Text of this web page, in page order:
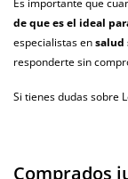
Es importante que
de que es el ideal
especialistas ensalud
responderte sin
Si tienes dudas sobre
Comprados